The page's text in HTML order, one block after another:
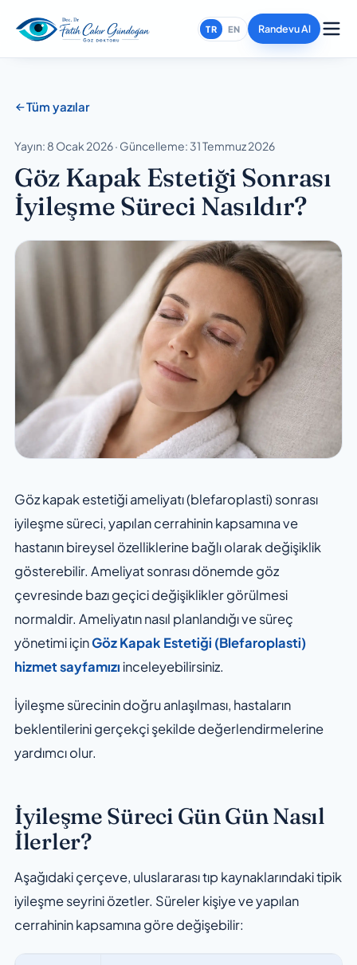
TR EN Randevu Al
Tüm yazılar
Yayın: 8 Ocak 2026 · Güncelleme: 31 Temmuz 2026
Göz Kapak Estetiği Sonrası
İyileşme Süreci Nasıldır?
Göz kapak estetiği ameliyatı (blefaroplasti) sonrası
iyileşme süreci, yapılan cerrahinin kapsamına ve
hastanın bireysel özelliklerine bağlı olarak değişiklik
gösterebilir. Ameliyat sonrası dönemde göz
çevresinde bazı geçici değişiklikler görülmesi
normaldir. Ameliyatın nasıl planlandığı ve süreç
yönetimi içinGöz Kapak Estetiği (Blefaroplasti)
hizmet sayfamızıinceleyebilirsiniz.
İyileşme sürecinin doğru anlaşılması, hastaların
beklentilerini gerçekçi şekilde değerlendirmelerine
yardımcı olur.
İyileşme Süreci Gün Gün Nasıl
İlerler?
Aşağıdaki çerçeve, uluslararası tıp kaynaklarındaki tipik
iyileşme seyrini özetler. Süreler kişiye ve yapılan
cerrahinin kapsamına göre değişebilir: